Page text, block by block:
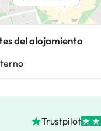
del alojamiento
Trustpilot